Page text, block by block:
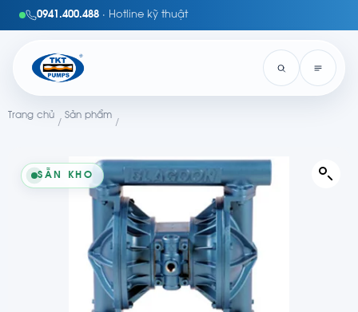
0941.400.488 · Hotline kỹ thuật
Trang chủ
/
Sản phẩm
/
SẴN KHO